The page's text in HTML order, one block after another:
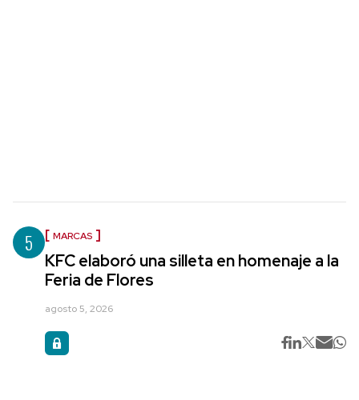
5 MARCAS
KFC elaboró una silleta en homenaje a la
Feria de Flores
agosto 5, 2026